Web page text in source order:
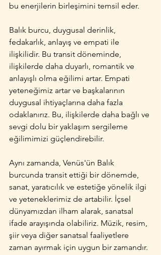
bu enerjilerin birleşimini temsil eder.
Balık burcu, duygusal derinlik,
fedakarlık, anlayış ve empati ile
ilişkilidir. Bu transit döneminde,
ilişkilerde daha duyarlı, romantik ve
anlayışlı olma eğilimi artar. Empati
yeteneğimiz artar ve başkalarının
duygusal ihtiyaçlarına daha fazla
odaklanırız. Bu, ilişkilerde daha bağlı ve
sevgi dolu bir yaklaşım sergileme
eğilimimizi güçlendirebilir.
Aynı zamanda, Venüs'ün Balık
burcunda transit ettiği bir dönemde,
sanat, yaratıcılık ve estetiğe yönelik ilgi
ve yeteneklerimiz de artabilir. İçsel
dünyamızdan ilham alarak, sanatsal
ifade arayışında olabiliriz. Müzik, resim,
şiir veya diğer sanatsal faaliyetlere
zaman ayırmak için uygun bir zamandır.